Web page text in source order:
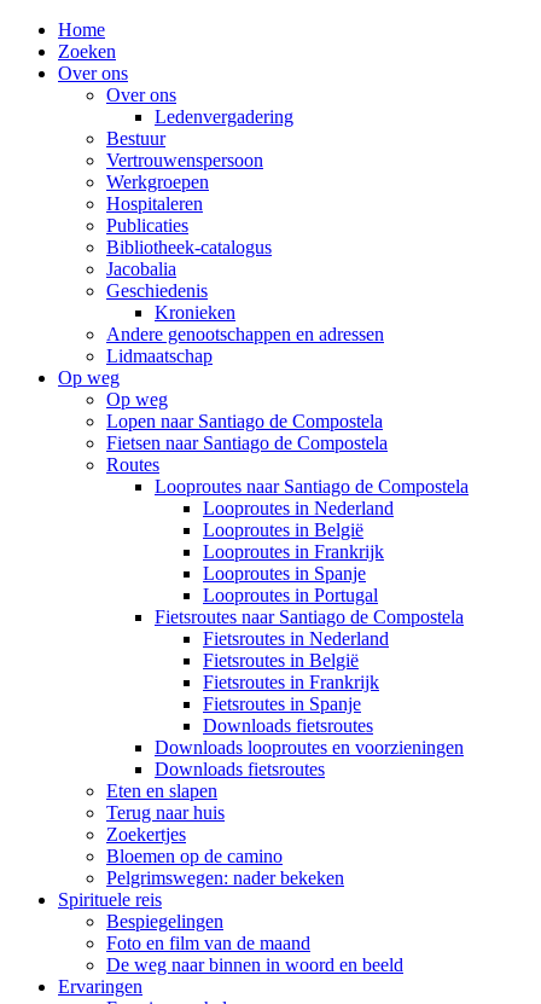
Home
Zoeken
Over ons
Over ons
Ledenvergadering
Bestuur
Vertrouwenspersoon
Werkgroepen
Hospitaleren
Publicaties
Bibliotheek-catalogus
Jacobalia
Geschiedenis
Kronieken
Andere genootschappen en adressen
Lidmaatschap
Op weg
Op weg
Lopen naar Santiago de Compostela
Fietsen naar Santiago de Compostela
Routes
Looproutes naar Santiago de Compostela
Looproutes in Nederland
Looproutes in België
Looproutes in Frankrijk
Looproutes in Spanje
Looproutes in Portugal
Fietsroutes naar Santiago de Compostela
Fietsroutes in Nederland
Fietsroutes in België
Fietsroutes in Frankrijk
Fietsroutes in Spanje
Downloads fietsroutes
Downloads looproutes en voorzieningen
Downloads fietsroutes
Eten en slapen
Terug naar huis
Zoekertjes
Bloemen op de camino
Pelgrimswegen: nader bekeken
Spirituele reis
Bespiegelingen
Foto en film van de maand
De weg naar binnen in woord en beeld
Ervaringen